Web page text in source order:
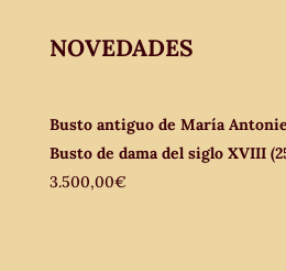
NOVEDADES
Busto antiguo de María
Busto de dama del siglo XVIII
3.500,00€